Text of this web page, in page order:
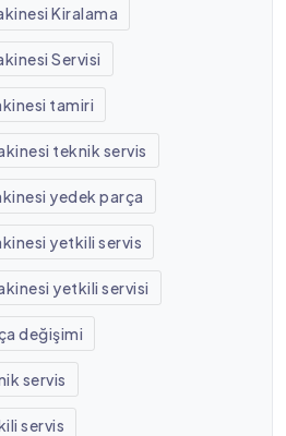
Kiralama
Servisi
tamiri
teknik servis
yedek parça
yetkili servis
yetkili servisi
değişimi
servis
servis